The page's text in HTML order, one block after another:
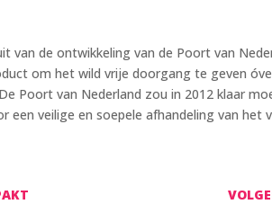
van de ontwikkeling van de Poort van
om het wild vrije doorgang te geven
Poort van Nederland zou in 2012 klaar
veilige en soepele afhandeling van het